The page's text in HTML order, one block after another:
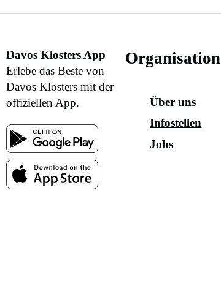
Davos Klosters App
Erlebe das Beste von
Davos Klosters mit der
offiziellen App.
Organisation
Über uns
Infostellen
Jobs